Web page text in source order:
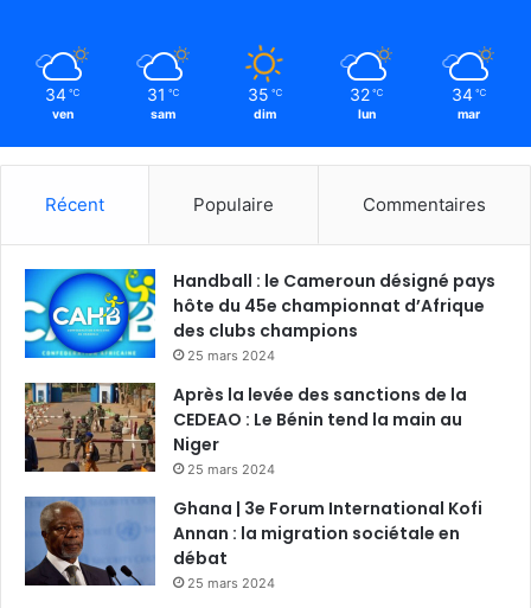
34 ℃
ven
31 ℃
sam
35 ℃
dim
32 ℃
lun
34 ℃
mar
Récent Populaire Commentaires
Handball : le Cameroun désigné pays
hôte du 45e championnat d’Afrique
des clubs champions
25 mars 2024
Après la levée des sanctions de la
CEDEAO : Le Bénin tend la main au
Niger
25 mars 2024
Ghana | 3e Forum International Kofi
Annan : la migration sociétale en
débat
25 mars 2024